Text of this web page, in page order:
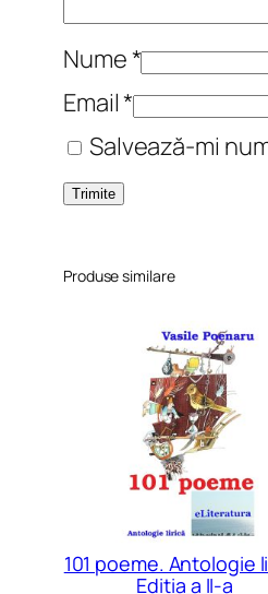
Nume*
Email*
Salvează-mi
Produse similare
101 poeme. Antologie
Ediția a II-a